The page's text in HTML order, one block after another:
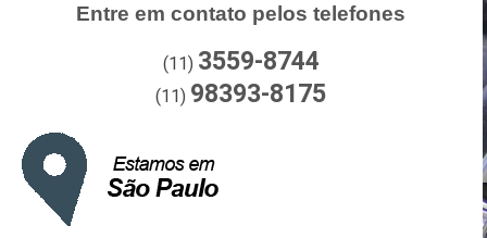
Entre em contato pelos telefones
(11) 3559-8744
(11) 98393-8175